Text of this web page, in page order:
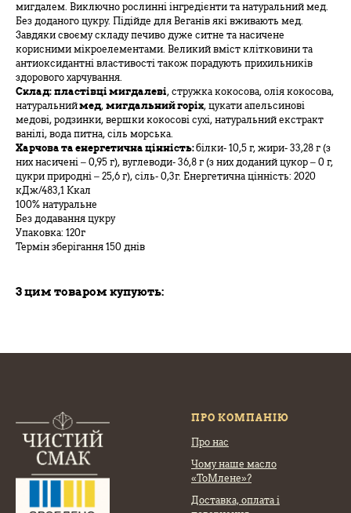
мигдалем. Виключно рослинні інгредієнти та натуральний мед.
Без доданого цукру. Підійде для Веганів які вживають мед.
Завдяки своєму складу печиво дуже ситне та насичене
корисними мікроелементами. Великий вміст клітковини та
антиоксидантні властивості також порадують прихильників
здорового харчування.
Склад: пластівці мигдалеві, стружка кокосова, олія кокосова,
натуральниймед, мигдальний горіх, цукати апельсинові
медові, родзинки, вершки кокосові сухі, натуральний екстракт
ванілі, вода питна, сіль морська.
Харчова та енергетична цінність:білки- 10,5 г, жири- 33,28 г (з
них насичені – 0,95 г), вуглеводи- 36,8 г (з них доданий цукор – 0 г,
цукри природні – 25,6 г), сіль- 0,3г. Енергетична цінність: 2020
кДж/483,1 Ккал
100% натуральне
Без додавання цукру
Упаковка: 120г
Термін зберігання 150 днів
З цим товаром купують:
ПРО КОМПАНІЮ
Про нас
Чому наше масло
«ТоМлене»?
Доставка, оплата і